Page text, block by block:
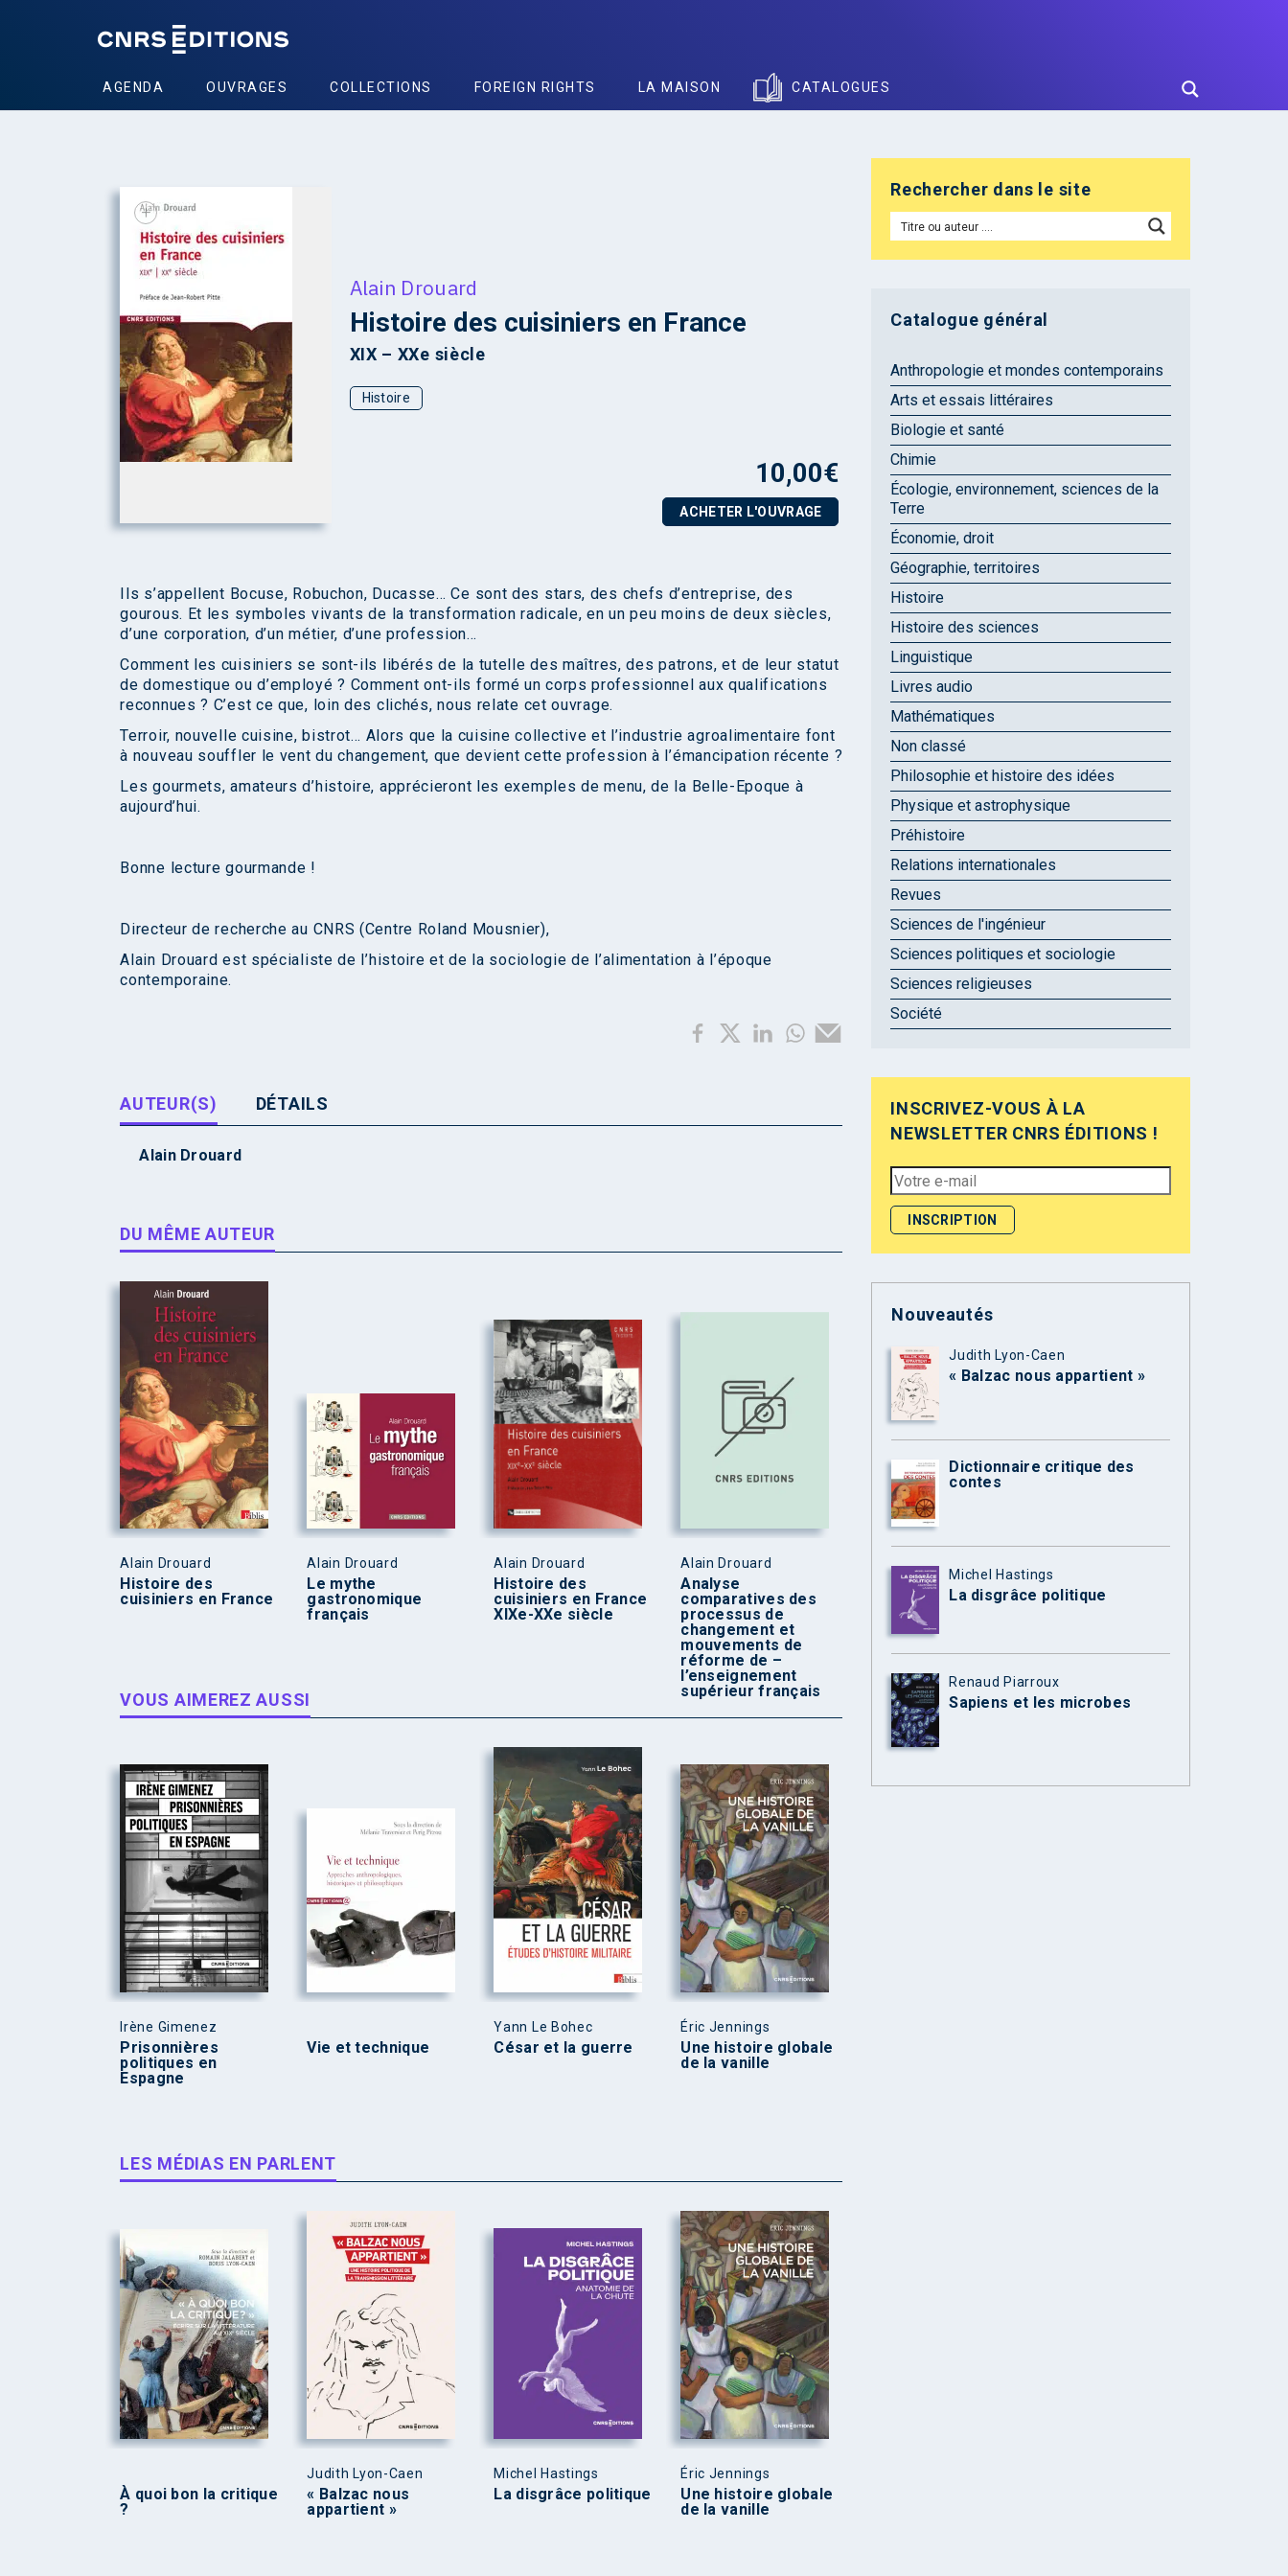
AGENDA OUVRAGES COLLECTIONS FOREIGN RIGHTS LA MAISON CATALOGUES
+
Alain Drouard
Histoire des cuisiniers en France
XIX – XXe siècle
Histoire
10,00€
ACHETER L'OUVRAGE
Ils s’appellent Bocuse, Robuchon, Ducasse… Ce sont des stars, des chefs d’entreprise, des
gourous. Et les symboles vivants de la transformation radicale, en un peu moins de deux siècles,
d’une corporation, d’un métier, d’une profession…
Comment les cuisiniers se sont-ils libérés de la tutelle des maîtres, des patrons, et de leur statut
de domestique ou d’employé ? Comment ont-ils formé un corps professionnel aux qualifications
reconnues ? C’est ce que, loin des clichés, nous relate cet ouvrage.
Terroir, nouvelle cuisine, bistrot… Alors que la cuisine collective et l’industrie agroalimentaire font
à nouveau souffler le vent du changement, que devient cette profession à l’émancipation récente ?
Les gourmets, amateurs d’histoire, apprécieront les exemples de menu, de la Belle-Epoque à
aujourd’hui.
Bonne lecture gourmande !
Directeur de recherche au CNRS (Centre Roland Mousnier),
Alain Drouard est spécialiste de l’histoire et de la sociologie de l’alimentation à l’époque
contemporaine.
AUTEUR(S) DÉTAILS
Alain Drouard
DU MÊME AUTEUR
Alain Drouard
Histoire des
cuisiniers en France
Alain Drouard
Le mythe
gastronomique
français
Alain Drouard
Histoire des
cuisiniers en France
XIXe-XXe siècle
Alain Drouard
Analyse
comparatives des
processus de
changement et
mouvements de
réforme de –
l’enseignement
supérieur français
VOUS AIMEREZ AUSSI
Irène Gimenez
Prisonnières
politiques en
Espagne
Vie et technique
Yann Le Bohec
César et la guerre
Éric Jennings
Une histoire globale
de la vanille
LES MÉDIAS EN PARLENT
À quoi bon la critique
?
Judith Lyon-Caen
« Balzac nous
appartient »
Michel Hastings
La disgrâce politique
Éric Jennings
Une histoire globale
de la vanille
Rechercher dans le site
Catalogue général
Anthropologie et mondes contemporains
Arts et essais littéraires
Biologie et santé
Chimie
Écologie, environnement, sciences de la
Terre
Économie, droit
Géographie, territoires
Histoire
Histoire des sciences
Linguistique
Livres audio
Mathématiques
Non classé
Philosophie et histoire des idées
Physique et astrophysique
Préhistoire
Relations internationales
Revues
Sciences de l'ingénieur
Sciences politiques et sociologie
Sciences religieuses
Société
INSCRIVEZ-VOUS À LA
NEWSLETTER CNRS ÉDITIONS !
Nouveautés
Judith Lyon-Caen
« Balzac nous appartient »
Dictionnaire critique des
contes
Michel Hastings
La disgrâce politique
Renaud Piarroux
Sapiens et les microbes